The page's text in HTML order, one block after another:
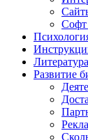
Софт
Литература
Развитие